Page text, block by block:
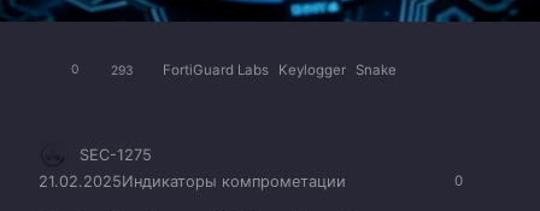
0 293 FortiGuard Labs Keylogger Snake
0
SEC-1275
21.02.2025Индикаторы компрометации